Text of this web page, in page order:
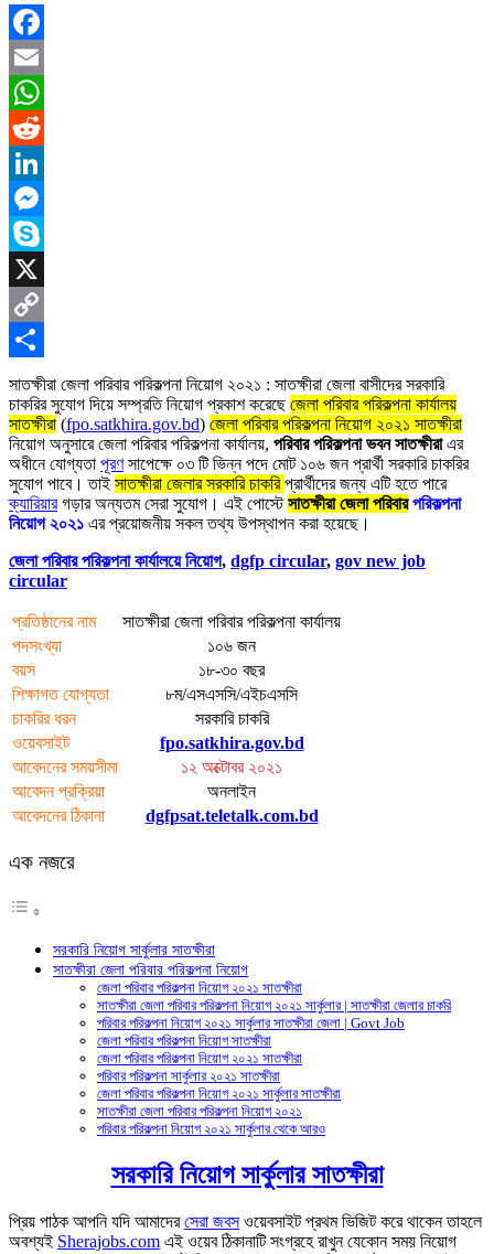
Facebook
Email
WhatsApp
Reddit
LinkedIn
Messenger
Skype
X
Copy
Link
Share
সাতক্ষীরা জেলা পরিবার পরিকল্পনা নিয়োগ ২০২১ : সাতক্ষীরা জেলা বাসীদের সরকারি
চাকরির সুযোগ দিয়ে সম্প্রতি নিয়োগ প্রকাশ করেছেজেলা পরিবার পরিকল্পনা কার্যালয়
সাতক্ষীরা (fpo.satkhira.gov.bd) জেলা পরিবার পরিকল্পনা নিয়োগ ২০২১ সাতক্ষীরা
নিয়োগ অনুসারে জেলা পরিবার পরিকল্পনা কার্যালয়, পরিবার পরিকল্পনা ভবন সাতক্ষীরাএর
অধীনে যোগ্যতা পূরণসাপেক্ষে ০৩ টি ভিন্ন পদে মোট ১০৬ জন প্রার্থী সরকারি চাকরির
সুযোগ পাবে। তাই সাতক্ষীরা জেলার সরকারি চাকরিপ্রার্থীদের জন্য এটি হতে পারে
ক্যারিয়ারগড়ার অন্যতম সেরা সুযোগ। এই পোস্টেসাতক্ষীরা জেলা পরিবারপরিকল্পনা
নিয়োগ ২০২১ এর প্রয়োজনীয় সকল তথ্য উপস্থাপন করা হয়েছে।
জেলা পরিবার পরিকল্পনা কার্যালয়ে নিয়োগ, dgfp circular, gov new job
circular
প্রতিষ্ঠানের নাম
সাতক্ষীরা জেলা পরিবার পরিকল্পনা কার্যালয়
পদসংখ্যা
১০৬ জন
বয়স
১৮-৩০ বছর
শিক্ষাগত যোগ্যতা
৮ম/এসএসসি/এইচএসসি
চাকরির ধরন
সরকারি চাকরি
ওয়েবসাইট
fpo.satkhira.gov.bd
আবেদনের সময়সীমা
১২ অক্টোবর ২০২১
আবেদন প্রক্রিয়া
অনলাইন
আবেদনের ঠিকানা
dgfpsat.teletalk.com.bd
এক নজরে
সরকারি নিয়োগ সার্কুলার সাতক্ষীরা
সাতক্ষীরা জেলা পরিবার পরিকল্পনা নিয়োগ
জেলা পরিবার পরিকল্পনা নিয়োগ ২০২১ সাতক্ষীরা
সাতক্ষীরা জেলা পরিবার পরিকল্পনা নিয়োগ ২০২১ সার্কুলার | সাতক্ষীরা জেলার চাকরি
পরিবার পরিকল্পনা নিয়োগ ২০২১ সার্কুলার সাতক্ষীরা জেলা | Govt Job
জেলা পরিবার পরিকল্পনা নিয়োগ সাতক্ষীরা
জেলা পরিবার পরিকল্পনা নিয়োগ ২০২১ সাতক্ষীরা
পরিবার পরিকল্পনা সার্কুলার ২০২১ সাতক্ষীরা
জেলা পরিবার পরিকল্পনা নিয়োগ ২০২১ সার্কুলার সাতক্ষীরা
সাতক্ষীরা জেলা পরিবার পরিকল্পনা নিয়োগ ২০২১
পরিবার পরিকল্পনা নিয়োগ ২০২১ সার্কুলার থেকে আরও
সরকারি নিয়োগ সার্কুলারসাতক্ষীরা
প্রিয় পাঠক আপনি যদি আমাদেরসেরা জবসওয়েবসাইট প্রথম ভিজিট করে থাকেন তাহলে
অবশ্যই Sherajobs.com এই ওয়েব ঠিকানাটি সংগ্রহে রাখুন যেকোন সময় নিয়োগ